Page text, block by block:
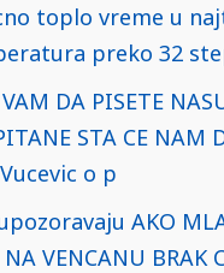
toplo vreme u
preko 32
DA PISETE
STA CE NAM
o p
AKO
VENCANU BRAK